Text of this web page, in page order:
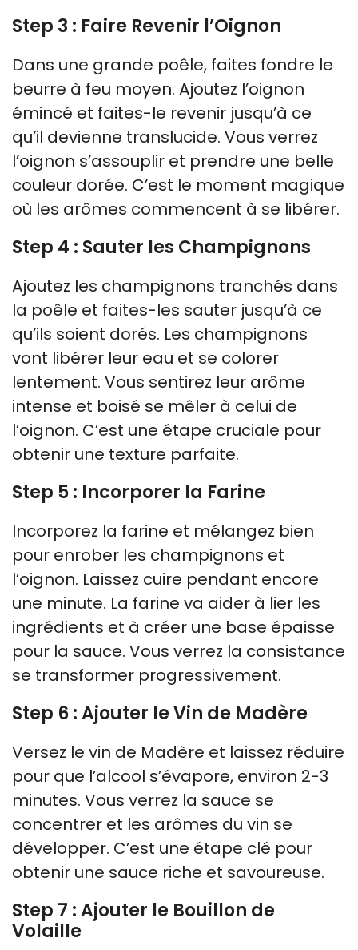
Step 3 : Faire Revenir l’Oignon
Dans une grande poêle, faites fondre le
beurre à feu moyen. Ajoutez l’oignon
émincé et faites-le revenir jusqu’à ce
qu’il devienne translucide. Vous verrez
l’oignon s’assouplir et prendre une belle
couleur dorée. C’est le moment magique
où les arômes commencent à se libérer.
Step 4 : Sauter les Champignons
Ajoutez les champignons tranchés dans
la poêle et faites-les sauter jusqu’à ce
qu’ils soient dorés. Les champignons
vont libérer leur eau et se colorer
lentement. Vous sentirez leur arôme
intense et boisé se mêler à celui de
l’oignon. C’est une étape cruciale pour
obtenir une texture parfaite.
Step 5 : Incorporer la Farine
Incorporez la farine et mélangez bien
pour enrober les champignons et
l’oignon. Laissez cuire pendant encore
une minute. La farine va aider à lier les
ingrédients et à créer une base épaisse
pour la sauce. Vous verrez la consistance
se transformer progressivement.
Step 6 : Ajouter le Vin de Madère
Versez le vin de Madère et laissez réduire
pour que l’alcool s’évapore, environ 2-3
minutes. Vous verrez la sauce se
concentrer et les arômes du vin se
développer. C’est une étape clé pour
obtenir une sauce riche et savoureuse.
Step 7 : Ajouter le Bouillon de
Volaille